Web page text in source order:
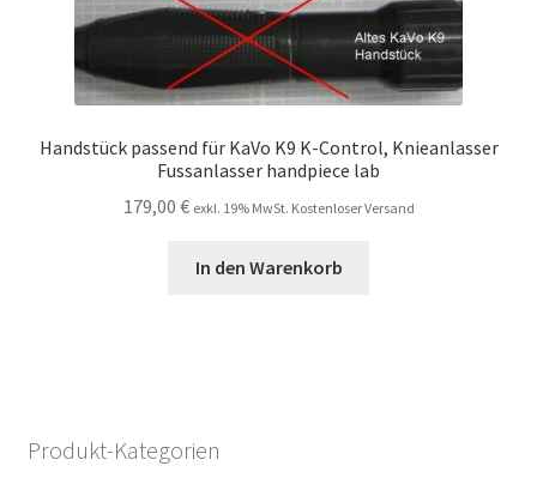
Handstück passend für KaVo K9 K-Control, Knieanlasser
Fussanlasser handpiece lab
179,00 € exkl. 19% MwSt. Kostenloser Versand
In den Warenkorb
Produkt-Kategorien